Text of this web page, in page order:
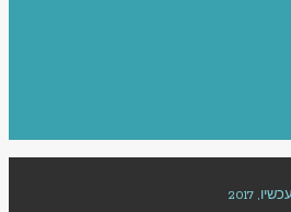
2017